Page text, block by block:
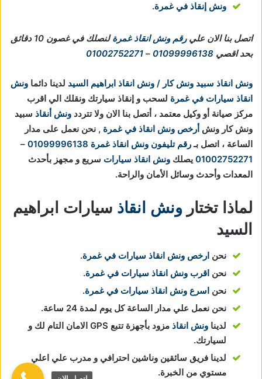
ونش إنقاذ في غمرة.
اتصل بنا الان عليرقم ونش انقاذ غمرة
لنصلك في غصون 10 دقائق
بحد اقصي 01099996138
–
01002752271
ونش انقاذ سبيد ونش كار / ونش انقاذ ابراهيم السيد لدينا دائما ونش
انقاذ سيارات في غمرة لسحب و إنقاذ سيارتك ونقلك الي اقرب
مركز صيانة أو وكيل معتمد ، أتصل بنا الان ولا تتردد ونش أنقاذ سبيد
ونش كار ونش أرخص ونش انقاذ في غمرة , نحن نعمل على مدار
الساعة ، اتصل بـرقم تليفون ونش انقاذ غمرة 01099996138
–
01002752271 يصلك ونش انقاذ سيارات سريع و مجهز بأحدث
المعدات وأحدث وسائل الأمان والراحة.
لماذا تختار ونش انقاذ سيارات ابراهيم
السيد
نحن ارخص ونش انقاذ سيارات في غمرة.
نحن اقرب ونش انقاذ سيارات في غمرة.
نحن اسرع ونش انقاذ سيارات في غمرة.
نحن نعمل علي مدار الساعة كل يوم لمدة 24 ساعة.
لدينا ونش انقاذ
مزود بأجهزة تتبع GPS الامان التام لك و
لسيارتك.
لدينا فريق سائقين وناشين احترافي و مدرب علي اعلي
مستوي من الخبرة.